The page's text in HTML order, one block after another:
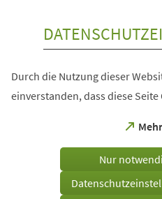
Durch die Nutzung dieser
einverstanden, dass diese
(Öffnet
einem
Tab)
Nur